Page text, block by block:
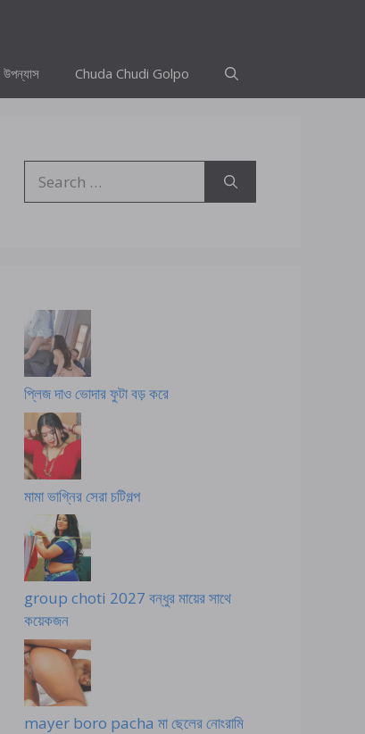
উপন্যাস Chuda Chudi Golpo
for:
প্লিজ দাও ভোদার ফুটা বড় করে
মামা ভাগ্নির সেরা চটিগল্প
group choti 2027 বন্ধুর মায়ের সাথে
কয়েকজন
mayer boro pacha মা ছেলের নোংরামি